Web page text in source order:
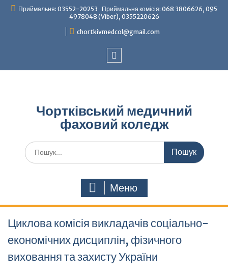
ПерейтиПриймальня: 03552-20253 Приймальна комісія: 068 3806626, 095
4978048 (Viber), 0355220626
chortkivmedcol@gmail.com
Чортківський медичний
фаховий коледж
Шукати:
Меню
Циклова комісія викладачів соціально-
економічних дисциплін, фізичного
виховання та захисту України